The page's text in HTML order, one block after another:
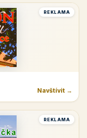
REKLAMA
Navštívit →
REKLAMA